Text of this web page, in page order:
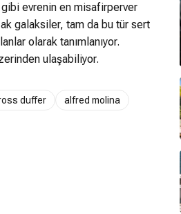
evrenin en misafirperver
galaksiler, tam da bu tür sert
olarak tanımlanıyor.
ulaşabiliyor.
duffer
alfred molina